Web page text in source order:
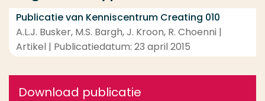
Publicatie van Kenniscentrum Creating 010
A.L.J. Busker, M.S. Bargh, J. Kroon, R. Choenni |
Artikel | Publicatiedatum: 23 april 2015
Download publicatie
Contact